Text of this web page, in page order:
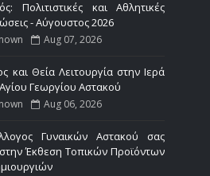
Πολιτιστικές και Αθλητικές
- Αύγουστος 2026
Aug 07, 2026
και Θεία Λειτουργία στην Ιερά
Γεωργίου Αστακού
Aug 06, 2026
Γυναικών Αστακού σας
Έκθεση Τοπικών Προϊόντων